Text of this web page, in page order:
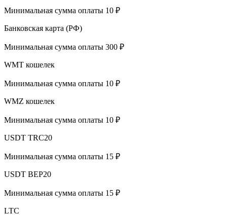
Минимальная сумма оплаты 10 ₽
Банковская карта (РФ)
Минимальная сумма оплаты 300 ₽
WMT кошелек
Минимальная сумма оплаты 10 ₽
WMZ кошелек
Минимальная сумма оплаты 10 ₽
USDT TRC20
Минимальная сумма оплаты 15 ₽
USDT BEP20
Минимальная сумма оплаты 15 ₽
LTC